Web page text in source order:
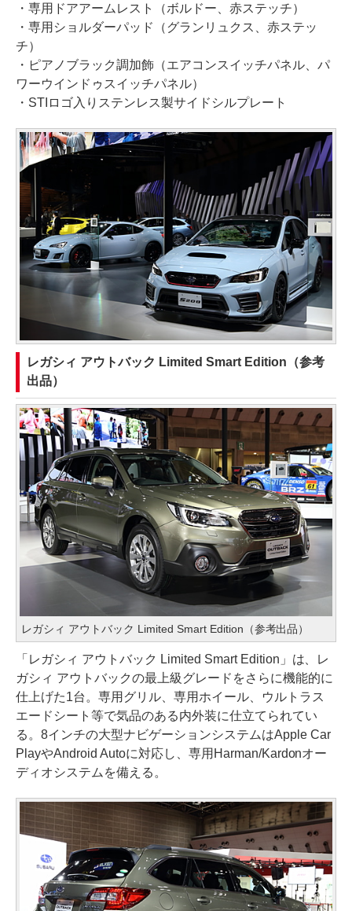
・専用ドアアームレスト（ボルドー、赤ステッチ）
・専用ショルダーパッド（グランリュクス、赤ステッ
チ）
・ピアノブラック調加飾（エアコンスイッチパネル、パ
ワーウインドゥスイッチパネル）
・STIロゴ入りステンレス製サイドシルプレート
レガシィ アウトバック Limited Smart Edition（参考
出品）
レガシィ アウトバック Limited Smart Edition（参考出品）
「レガシィ アウトバック Limited Smart Edition」は、レ
ガシィ アウトバックの最上級グレードをさらに機能的に
仕上げた1台。専用グリル、専用ホイール、ウルトラス
エードシート等で気品のある内外装に仕立てられてい
る。8インチの大型ナビゲーションシステムはApple Car
PlayやAndroid Autoに対応し、専用Harman/Kardonオー
ディオシステムを備える。